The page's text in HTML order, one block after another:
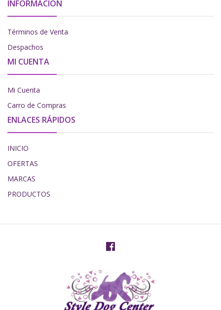
INFORMACION
Términos de Venta
Despachos
MI CUENTA
Mi Cuenta
Carro de Compras
ENLACES RÁPIDOS
INICIO
OFERTAS
MARCAS
PRODUCTOS